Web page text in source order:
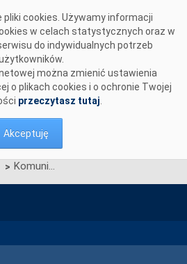
cookies. Używamy informacji
w celach statystycznych oraz w
do indywidualnych potrzeb
można zmienić ustawienia
o plikach cookies i o ochronie Twojej
przeczytasz tutaj
Akceptuję
> Komunikat dotyczący wprowadzenia stopni zasilania z dnia 25 sierpnia 2015 r. z godz. 19:55